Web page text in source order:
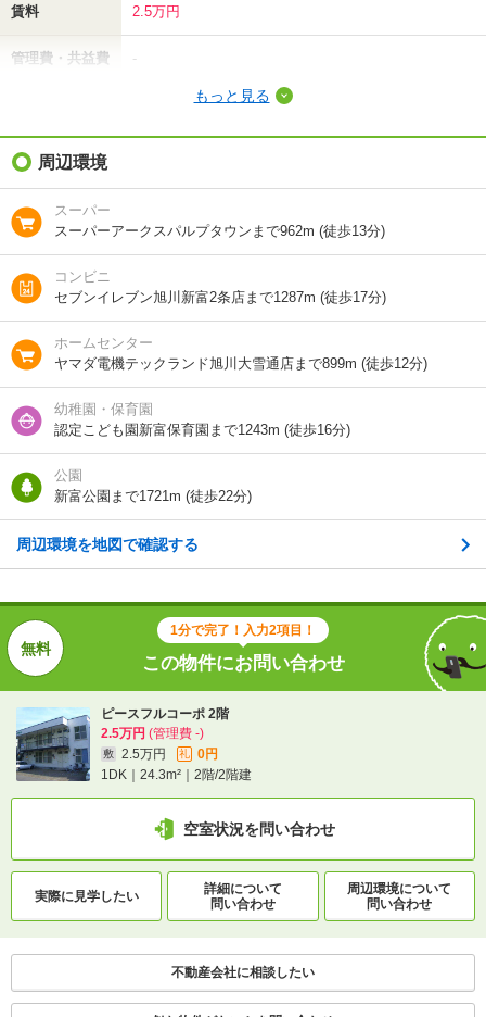
賃料 2.5万円
管理費・共益費 -
礼金（敷引・償
却金）
間取り / 専有面
積
1DK/ 24.3m²
種別 / 構造
総戸数 8戸
向き
住所 北海道旭川市東六条４
地図を見る
旭川電気軌道バス/東７条６丁目 歩1分
ＪＲ宗谷本線/旭川駅 歩38分
ＪＲ宗谷本線/新旭川駅 歩8分
1分で完了！入力2項目！
この物件にお問い合わせ
ピースフルコーポ 2階
(管理費 -)
敷 2.5万円 礼
0円
1DK｜24.3m²｜2階/2階建
空室状況を問い合わせ
実際に見学したい
問い合わせ
もっと見る
周辺環境
スーパー
スーパーアークスパルプタウンまで962m (徒歩13分)
コンビニ
セブンイレブン旭川新富2条店まで1287m (徒歩17分)
ホームセンター
ヤマダ電機テックランド旭川大雪通店まで899m (徒歩12分)
幼稚園・保育園
認定こども園新富保育園まで1243m (徒歩16分)
公園
新富公園まで1721m (徒歩22分)
周辺環境を地図で確認する
1分で完了！入力2項目！
この物件にお問い合わせ
ピースフルコーポ 2階
2.5万円 (管理費 -)
敷 2.5万円 礼
0円
1DK｜24.3m²｜2階/2階建
空室状況を問い合わせ
実際に見学したい
詳細について
問い合わせ
周辺環境について
問い合わせ
不動産会社に相談したい